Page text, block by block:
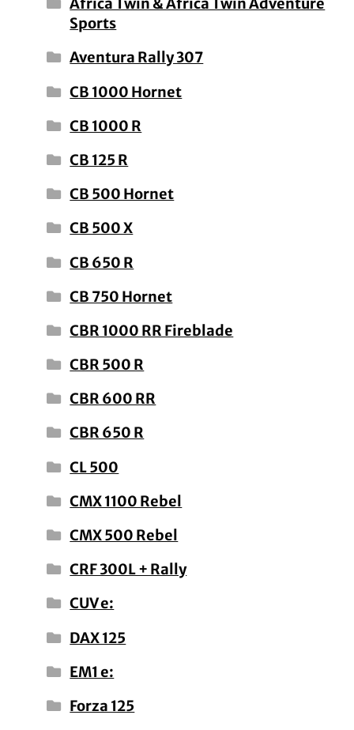
Africa Twin & Africa Twin Adventure
Sports
Aventura Rally 307
CB 1000 Hornet
CB 1000 R
CB 125 R
CB 500 Hornet
CB 500 X
CB 650 R
CB 750 Hornet
CBR 1000 RR Fireblade
CBR 500 R
CBR 600 RR
CBR 650 R
CL 500
CMX 1100 Rebel
CMX 500 Rebel
CRF 300L + Rally
CUV e:
DAX 125
EM1 e:
Forza 125